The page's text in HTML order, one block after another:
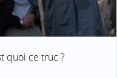
quoi ce truc ?